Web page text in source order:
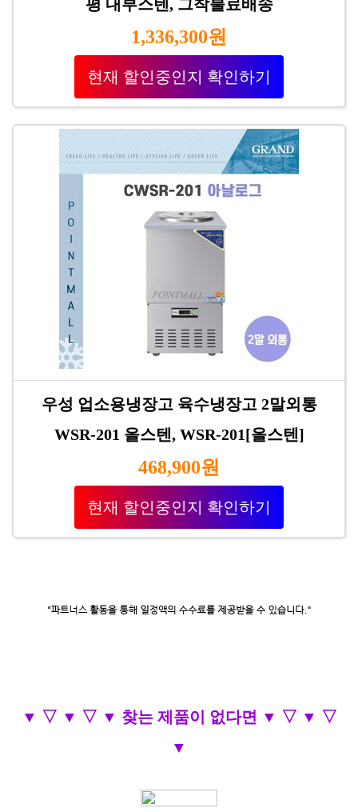
평 내부스텐, 그착불료배송
1,336,300원
현재 할인중인지 확인하기
우성 업소용냉장고 육수냉장고 2말외통
WSR-201 올스텐, WSR-201[올스텐]
468,900원
현재 할인중인지 확인하기
▼ ▽ ▼ ▽ ▼ 찾는 제품이 없다면 ▼ ▽ ▼ ▽
▼